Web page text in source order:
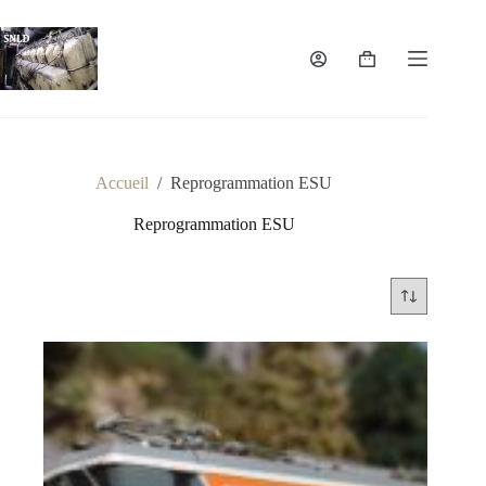
au
contenu
Panier
Accueil / Reprogrammation ESU
Reprogrammation ESU